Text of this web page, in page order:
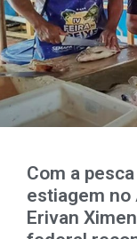
Com a
estiagem
Erivan